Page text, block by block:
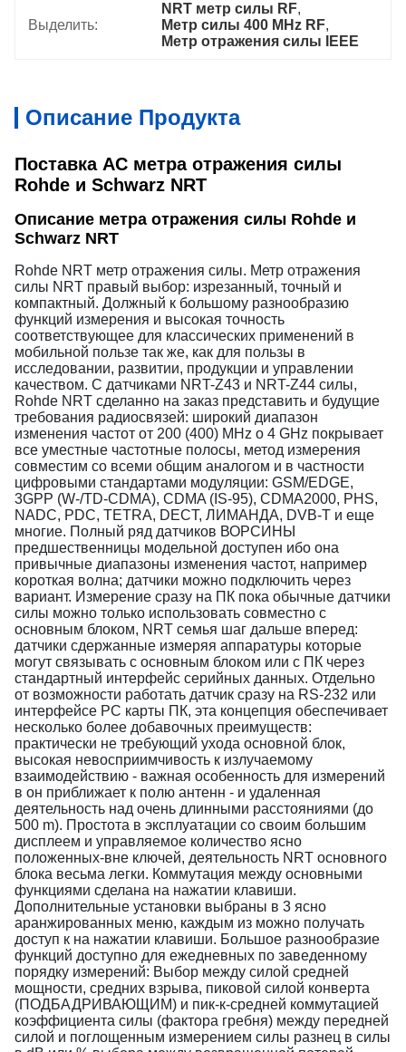
Выделить:
NRT метр силы RF,
Метр силы 400 MHz RF,
Метр отражения силы IEEE
Описание Продукта
Поставка AC метра отражения силы
Rohde и Schwarz NRT
Описание метра отражения силы Rohde и
Schwarz NRT
Rohde NRT метр отражения силы. Метр отражения
силы NRT правый выбор: изрезанный, точный и
компактный. Должный к большому разнообразию
функций измерения и высокая точность
соответствующее для классических применений в
мобильной пользе так же, как для пользы в
исследовании, развитии, продукции и управлении
качеством. С датчиками NRT-Z43 и NRT-Z44 силы,
Rohde NRT сделанно на заказ представить и будущие
требования радиосвязей: широкий диапазон
изменения частот от 200 (400) MHz o 4 GHz покрывает
все уместные частотные полосы, метод измерения
совместим со всеми общим аналогом и в частности
цифровыми стандартами модуляции: GSM/EDGE,
3GPP (W-/TD-CDMA), CDMA (IS-95), CDMA2000, PHS,
NADC, PDC, TETRA, DECT, ЛИМАНДА, DVB-T и еще
многие. Полный ряд датчиков ВОРСИНЫ
предшественницы модельной доступен ибо она
привычные диапазоны изменения частот, например
короткая волна; датчики можно подключить через
вариант. Измерение сразу на ПК пока обычные датчики
силы можно только использовать совместно с
основным блоком, NRT семья шаг дальше вперед:
датчики сдержанные измеряя аппаратуры которые
могут связывать с основным блоком или с ПК через
стандартный интерфейс серийных данных. Отдельно
от возможности работать датчик сразу на RS-232 или
интерфейсе РС карты ПК, эта концепция обеспечивает
несколько более добавочных преимуществ:
практически не требующий ухода основной блок,
высокая невосприимчивость к излучаемому
взаимодействию - важная особенность для измерений
в он приближает к полю антенн - и удаленная
деятельность над очень длинными расстояниями (до
500 m). Простота в эксплуатации со своим большим
дисплеем и управляемое количество ясно
положенных-вне ключей, деятельность NRT основного
блока весьма легки. Коммутация между основными
функциями сделана на нажатии клавиши.
Дополнительные установки выбраны в 3 ясно
аранжированных меню, каждым из можно получать
доступ к на нажатии клавиши. Большое разнообразие
функций доступно для ежедневных по заведенному
порядку измерений: Выбор между силой средней
мощности, средних взрыва, пиковой силой конверта
(ПОДБАДРИВАЮЩИМ) и пик-к-средней коммутацией
коэффициента силы (фактора гребня) между передней
силой и поглощенным измерением силы разнец в силы